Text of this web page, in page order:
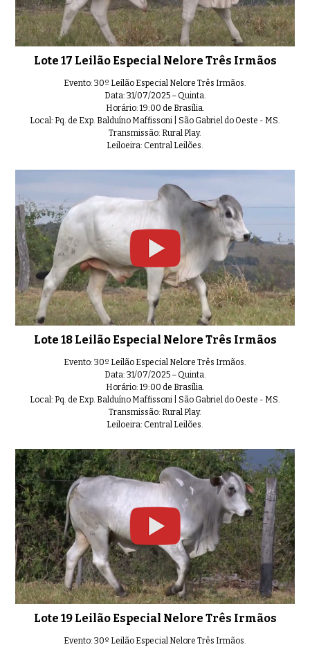
Lote 17 Leilão Especial Nelore Três Irmãos
Evento: 30º Leilão Especial Nelore Três Irmãos.
Data: 31/07/2025 – Quinta.
Horário: 19:00 de Brasília.
Local: Pq. de Exp. Balduíno Maffissoni | São Gabriel do Oeste - MS.
Transmissão: Rural Play.
Leiloeira: Central Leilões.
Lote 18 Leilão Especial Nelore Três Irmãos
Evento: 30º Leilão Especial Nelore Três Irmãos.
Data: 31/07/2025 – Quinta.
Horário: 19:00 de Brasília.
Local: Pq. de Exp. Balduíno Maffissoni | São Gabriel do Oeste - MS.
Transmissão: Rural Play.
Leiloeira: Central Leilões.
Lote 19 Leilão Especial Nelore Três Irmãos
Evento: 30º Leilão Especial Nelore Três Irmãos.